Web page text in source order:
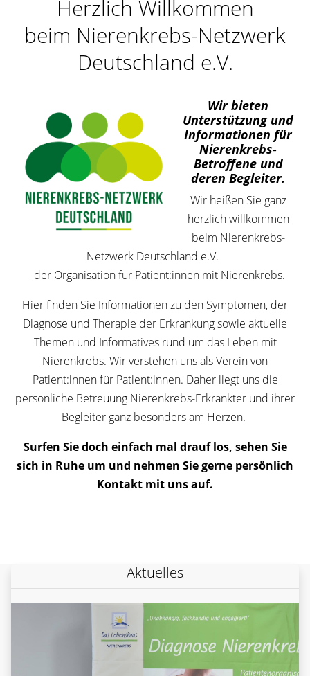
Herzlich Willkommen
beim Nierenkrebs-Netzwerk
Deutschland e.V.
Wir bieten
Unterstützung und
Informationen für
Nierenkrebs-
Betroffene und
deren Begleiter.
Wir heißen Sie ganz
herzlich willkommen
beim Nierenkrebs-
Netzwerk Deutschland e.V.
- der Organisation für Patient:innen mit Nierenkrebs.
Hier finden Sie Informationen zu den Symptomen, der
Diagnose und Therapie der Erkrankung sowie aktuelle
Themen und Informatives rund um das Leben mit
Nierenkrebs. Wir verstehen uns als Verein von
Patient:innen für Patient:innen. Daher liegt uns die
persönliche Betreuung Nierenkrebs-Erkrankter und ihrer
Begleiter ganz besonders am Herzen.
Surfen Sie doch einfach mal drauf los, sehen Sie
sich in Ruhe um und nehmen Sie gerne persönlich
Kontakt mit uns auf.
Aktuelles